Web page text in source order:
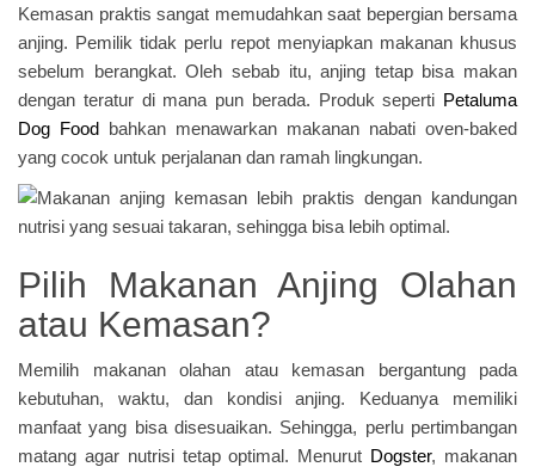
Kemasan praktis sangat memudahkan saat bepergian bersama
anjing. Pemilik tidak perlu repot menyiapkan makanan khusus
sebelum berangkat. Oleh sebab itu, anjing tetap bisa makan
dengan teratur di mana pun berada. Produk seperti Petaluma
Dog Food bahkan menawarkan makanan nabati oven-baked
yang cocok untuk perjalanan dan ramah lingkungan.
Pilih Makanan Anjing Olahan
atau Kemasan?
Memilih makanan olahan atau kemasan bergantung pada
kebutuhan, waktu, dan kondisi anjing. Keduanya memiliki
manfaat yang bisa disesuaikan. Sehingga, perlu pertimbangan
matang agar nutrisi tetap optimal. Menurut Dogster, makanan